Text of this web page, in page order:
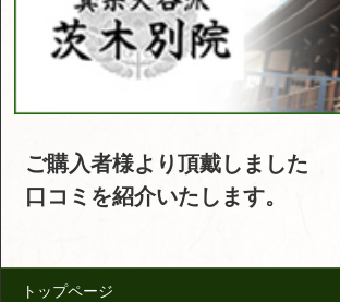
ご購入者様より頂戴しました
口コミを紹介いたします。
トップページ